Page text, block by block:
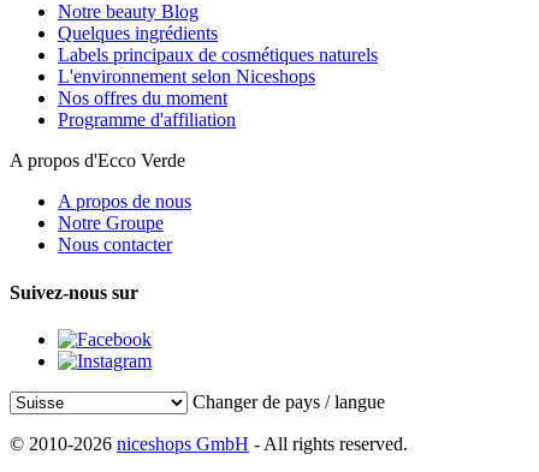
Notre beauty Blog
Quelques ingrédients
Labels principaux de cosmétiques naturels
L'environnement selon Niceshops
Nos offres du moment
Programme d'affiliation
A propos d'Ecco Verde
A propos de nous
Notre Groupe
Nous contacter
Suivez-nous sur
Changer de pays / langue
© 2010-2026 niceshops GmbH - All rights reserved.